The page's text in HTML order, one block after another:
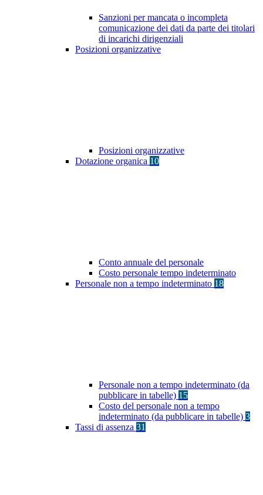
Sanzioni per mancata o incompleta
comunicazione dei dati da parte dei titolari
di incarichi dirigenziali
Posizioni organizzative
Posizioni organizzative
Dotazione organica 10
Conto annuale del personale
Costo personale tempo indeterminato
Personale non a tempo indeterminato 18
Personale non a tempo indeterminato (da
pubblicare in tabelle) 15
Costo del personale non a tempo
indeterminato (da pubblicare in tabelle) 3
Tassi di assenza 31